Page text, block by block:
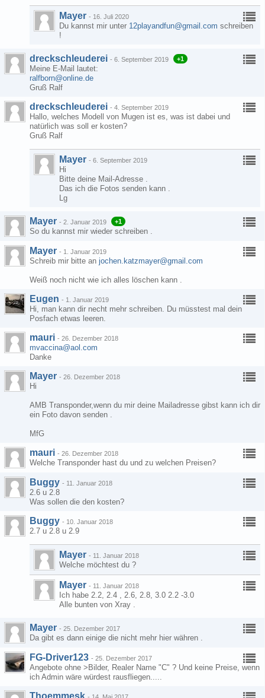
Mayer - 16. Juli 2020
Du kannst mir unter 12playandfun@gmail.com schreiben
!
dreckschleuderei - 6. September 2019 +1
Meine E-Mail lautet:
ralfborn@online.de
Gruß Ralf
dreckschleuderei - 4. September 2019
Hallo, welches Modell von Mugen ist es, was ist dabei und
natürlich was soll er kosten?
Gruß Ralf
Mayer - 6. September 2019
Hi
Bitte deine Mail-Adresse .
Das ich die Fotos senden kann .
Lg
Mayer - 2. Januar 2019 +1
So du kannst mir wieder schreiben .
Mayer - 1. Januar 2019
Schreib mir bitte an jochen.katzmayer@gmail.com
Weiß noch nicht wie ich alles löschen kann .
Eugen - 1. Januar 2019
Hi, man kann dir necht mehr schreiben. Du müsstest mal dein
Posfach etwas leeren.
mauri - 26. Dezember 2018
mvaccina@aol.com
Danke
Mayer - 26. Dezember 2018
Hi
AMB Transponder,wenn du mir deine Mailadresse gibst kann ich dir
ein Foto davon senden .
MfG
mauri - 26. Dezember 2018
Welche Transponder hast du und zu welchen Preisen?
Buggy - 11. Januar 2018
2.6 u 2.8
Was sollen die den kosten?
Buggy - 10. Januar 2018
2.7 u 2.8 u 2.9
Mayer - 11. Januar 2018
Welche möchtest du ?
Mayer - 11. Januar 2018
Ich habe 2.2, 2.4 , 2.6, 2.8, 3.0 2.2 -3.0
Alle bunten von Xray .
Mayer - 25. Dezember 2017
Da gibt es dann einige die nicht mehr hier währen .
FG-Driver123 - 25. Dezember 2017
Angebote ohne >Bilder, Realer Name "C" ? Und keine Preise, wenn
ich Admin wäre würdest rausfliegen.....
Thoemmesk